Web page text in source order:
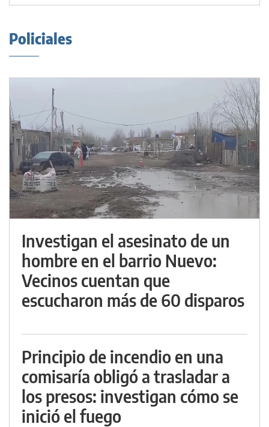
Policiales
Investigan el asesinato de un
hombre en el barrio Nuevo:
Vecinos cuentan que
escucharon más de 60 disparos
Principio de incendio en una
comisaría obligó a trasladar a
los presos: investigan cómo se
inició el fuego